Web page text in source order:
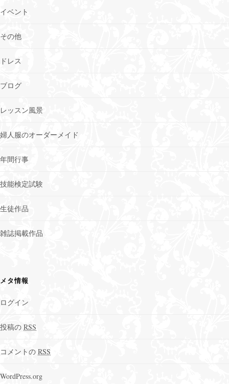
イベント
その他
ドレス
ブログ
レッスン風景
婦人服のオーダーメイド
年間行事
技能検定試験
生徒作品
雑誌掲載作品
メタ情報
ログイン
投稿の RSS
コメントの RSS
WordPress.org